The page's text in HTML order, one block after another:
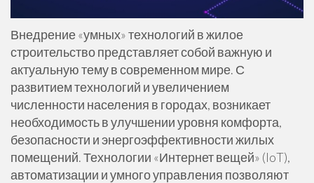
Внедрение «умных» технологий в жилое
строительство представляет собой важную и
актуальную тему в современном мире. С
развитием технологий и увеличением
численности населения в городах, возникает
необходимость в улучшении уровня комфорта,
безопасности и энергоэффективности жилых
помещений. Технологии «Интернет вещей» (IoT),
автоматизации и умного управления позволяют